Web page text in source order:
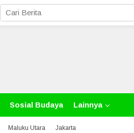
Sosial Budaya Lainnya
Maluku Utara Jakarta